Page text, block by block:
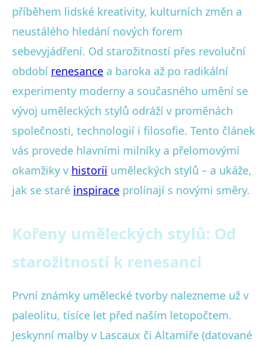
příběhem lidské kreativity, kulturních změn a
neustálého hledání nových forem
sebevyjádření. Od starožitností přes revoluční
období renesance a baroka až po radikální
experimenty moderny a současného umění se
vývoj uměleckých stylů odráží v proměnách
společnosti, technologií i filosofie. Tento článek
vás provede hlavními milníky a přelomovými
okamžiky v historii uměleckých stylů – a ukáže,
jak se staré inspirace prolínají s novými směry.
Kořeny uměleckých stylů: Od
starožitností k renesanci
První známky umělecké tvorby nalezneme už v
paleolitu, tisíce let před naším letopočtem.
Jeskynní malby v Lascaux či Altamiře (datované